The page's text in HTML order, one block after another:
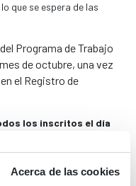
Acerca de las cookies
lo que se espera de las
Programa de Trabajo
de octubre, una vez
el Registro de
los inscritos el día